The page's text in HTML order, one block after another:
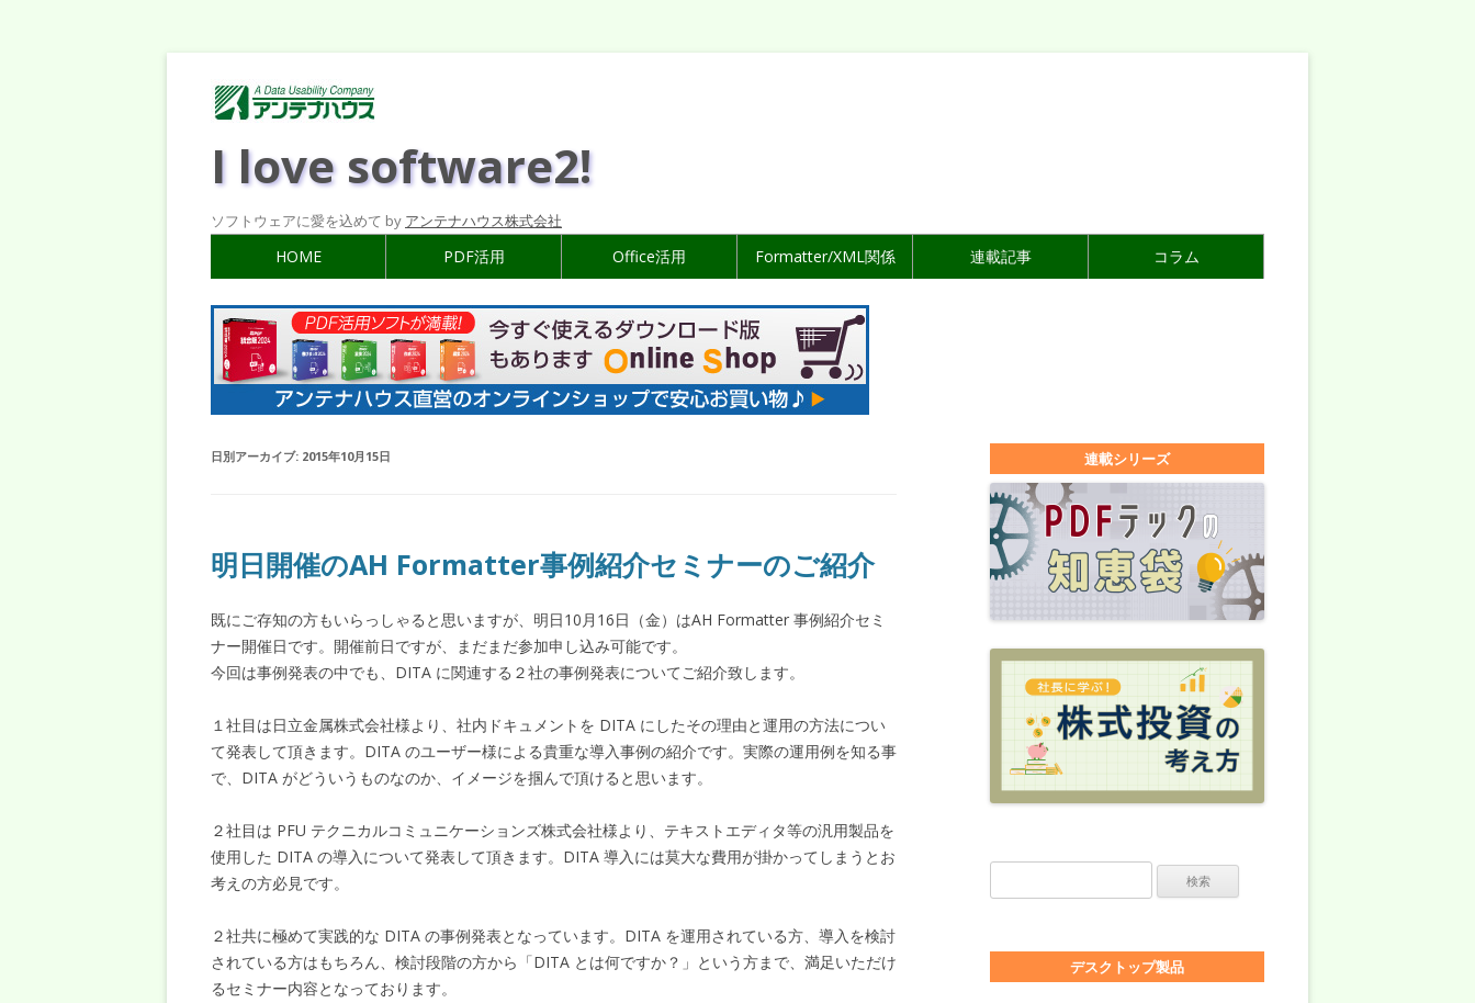
I love software2!
ソフトウェアに愛を込めて by アンテナハウス株式会社
HOME PDF活用 Office活用 Formatter/XML関係 連載記事 コラム
日別アーカイブ: 2015年10月15日
明日開催のAH Formatter事例紹介セミナーのご紹介
既にご存知の方もいらっしゃると思いますが、明日10月16日（金）はAH Formatter 事例紹介セミ
ナー開催日です。開催前日ですが、まだまだ参加申し込み可能です。
今回は事例発表の中でも、DITA に関連する２社の事例発表についてご紹介致します。
１社目は日立金属株式会社様より、社内ドキュメントを DITA にしたその理由と運用の方法につい
て発表して頂きます。DITA のユーザー様による貴重な導入事例の紹介です。実際の運用例を知る事
で、DITA がどういうものなのか、イメージを掴んで頂けると思います。
２社目は PFU テクニカルコミュニケーションズ株式会社様より、テキストエディタ等の汎用製品を
使用した DITA の導入について発表して頂きます。DITA 導入には莫大な費用が掛かってしまうとお
考えの方必見です。
２社共に極めて実践的な DITA の事例発表となっています。DITA を運用されている方、導入を検討
されている方はもちろん、検討段階の方から「DITA とは何ですか？」という方まで、満足いただけ
るセミナー内容となっております。
連載シリーズ
デスクトップ製品